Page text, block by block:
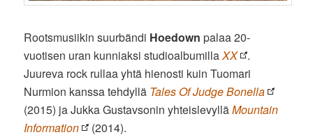
Rootsmusiikin suurbändi Hoedown palaa 20-
vuotisen uran kunniaksi studioalbumillaXX
.
Juureva rock rullaa yhtä hienosti kuin Tuomari
Nurmion kanssa tehdyllä Tales Of Judge Bonella
(2015) ja Jukka Gustavsonin yhteislevylläMountain
Information
(2014).